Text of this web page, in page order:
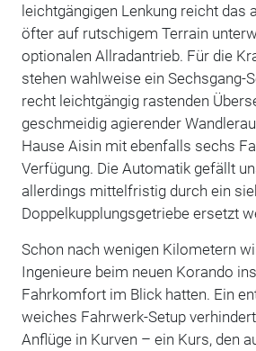
leichtgängigen Lenkung reicht das
öfter auf rutschigem Terrain
optionalen Allradantrieb. Für die
stehen wahlweise ein Sechsgang-
recht leichtgängig rastenden
geschmeidig agierender
Hause Aisin mit ebenfalls sechs
Verfügung. Die Automatik gefällt
allerdings mittelfristig durch ein
Doppelkupplungsgetriebe ersetzt
Schon nach wenigen Kilometern
Ingenieure beim neuen Korando
Fahrkomfort im Blick hatten. Ein
weiches Fahrwerk-Setup
Anflüge in Kurven – ein Kurs, den